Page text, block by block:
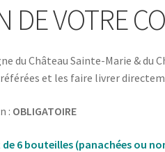
DE VOTRE
du Château Sainte-Marie & du
et les faire livrer
: OBLIGATOIRE
6 bouteilles (panachées ou